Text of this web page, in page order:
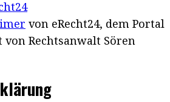
von eRecht24, dem Portal
Rechtsanwalt Sören